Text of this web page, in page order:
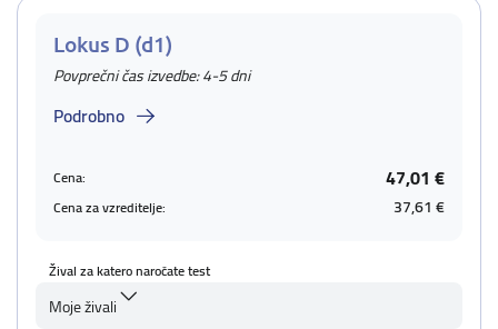
Lokus D (d1)
Povprečni čas izvedbe: 4-5 dni
Podrobno
Cena: 47,01 €
Cena za vzreditelje: 37,61 €
Žival za katero naročate test
Moje živali